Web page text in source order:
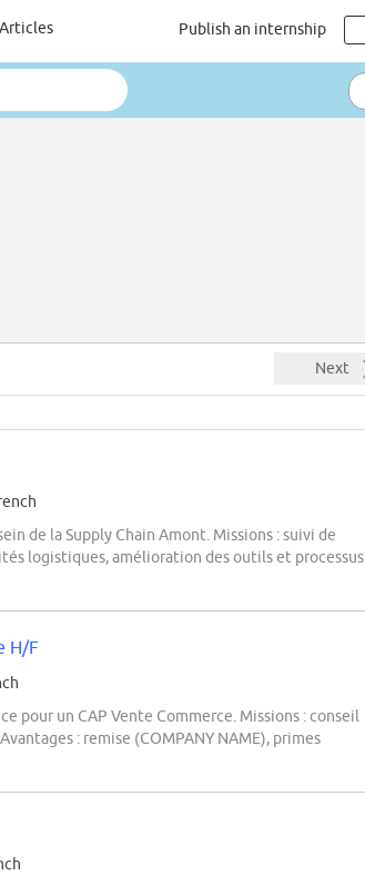
Articles Publish an internship
Next
de la Supply Chain Amont. Missions : suivi de
logistiques, amélioration des outils et processus.
H/F
pour un CAP Vente Commerce. Missions : conseil
: remise (COMPANY NAME), primes